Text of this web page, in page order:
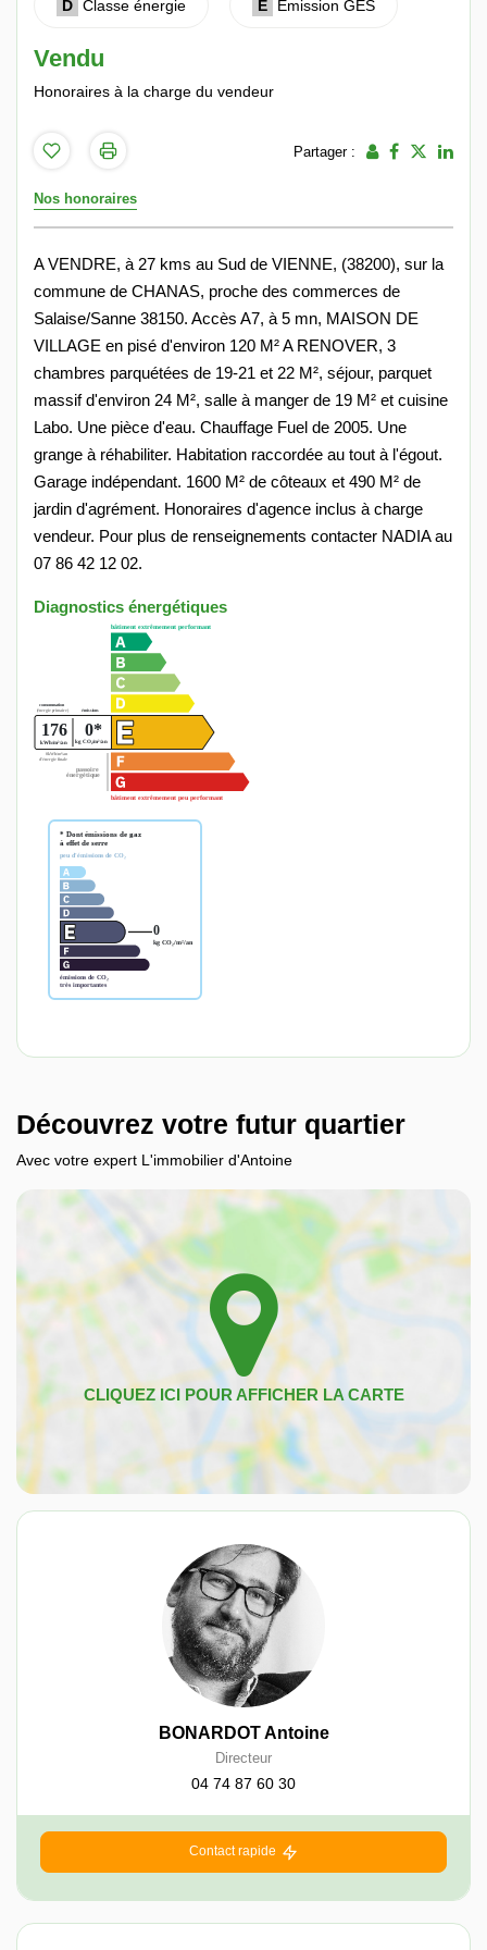
D Classe énergie E Emission GES
Vendu
Honoraires à la charge du vendeur
Partager :
Nos honoraires
A VENDRE, à 27 kms au Sud de VIENNE, (38200), sur la
commune de CHANAS, proche des commerces de
Salaise/Sanne 38150. Accès A7, à 5 mn, MAISON DE
VILLAGE en pisé d'environ 120 M² A RENOVER, 3
chambres parquétées de 19-21 et 22 M², séjour, parquet
massif d'environ 24 M², salle à manger de 19 M² et cuisine
Labo. Une pièce d'eau. Chauffage Fuel de 2005. Une
grange à réhabiliter. Habitation raccordée au tout à l'égout.
Garage indépendant. 1600 M² de côteaux et 490 M² de
jardin d'agrément. Honoraires d'agence inclus à charge
vendeur. Pour plus de renseignements contacter NADIA au
07 86 42 12 02.
Diagnostics énergétiques
Découvrez votre futur quartier
Avec votre expert L'immobilier d'Antoine
BONARDOT Antoine
Directeur
04 74 87 60 30
Contact rapide